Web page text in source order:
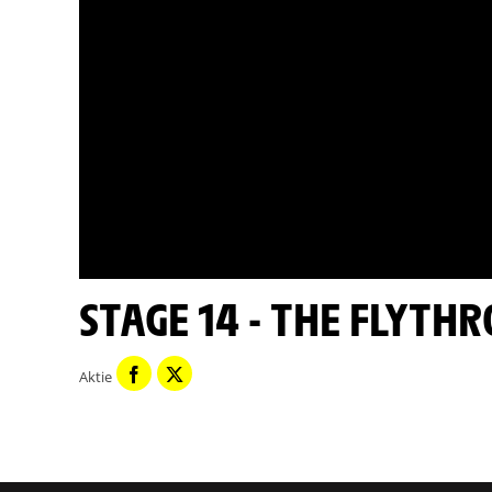
STAGE 14 - THE
Aktie